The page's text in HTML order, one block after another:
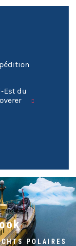
Est du
POLAIRES